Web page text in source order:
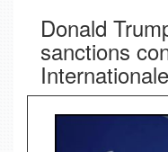
Donald
sanctions